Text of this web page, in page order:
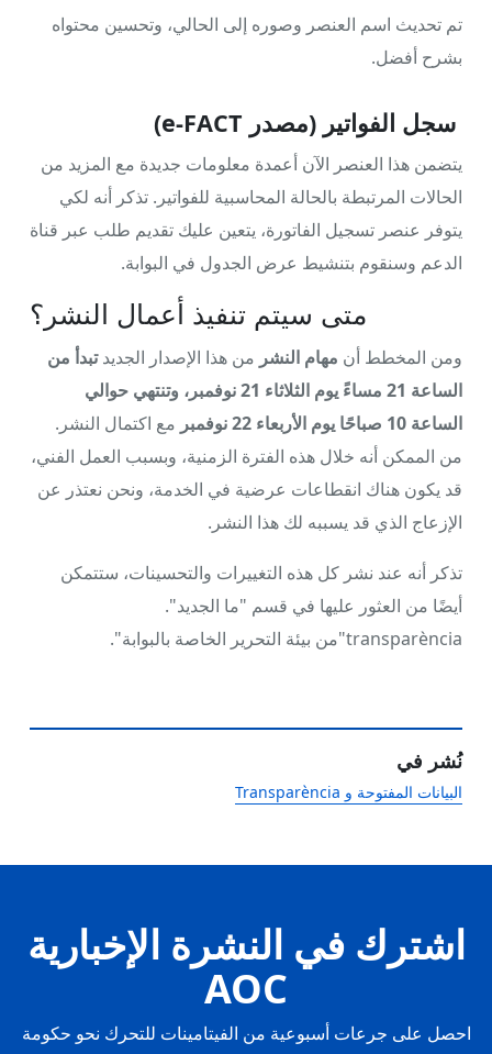
تم تحديث اسم العنصر وصوره إلى الحالي، وتحسين محتواه
بشرح أفضل.
سجل الفواتير (مصدر e-FACT)
يتضمن هذا العنصر الآن أعمدة معلومات جديدة مع المزيد من
الحالات المرتبطة بالحالة المحاسبية للفواتير. تذكر أنه لكي
يتوفر عنصر تسجيل الفاتورة، يتعين عليك تقديم طلب عبر قناة
الدعم وسنقوم بتنشيط عرض الجدول في البوابة.
متى سيتم تنفيذ أعمال النشر؟
ومن المخطط أن مهام النشر من هذا الإصدار الجديدتبدأ من
الساعة 21 مساءً يوم الثلاثاء 21 نوفمبر، وتنتهي حوالي
الساعة 10 صباحًا يوم الأربعاء 22 نوفمبر
مع اكتمال النشر.
من الممكن أنه خلال هذه الفترة الزمنية، وبسبب العمل الفني،
قد يكون هناك انقطاعات عرضية في الخدمة، ونحن نعتذر عن
الإزعاج الذي قد يسببه لك هذا النشر.
تذكر أنه عند نشر كل هذه التغييرات والتحسينات، ستتمكن
أيضًا من العثور عليها في قسم "ما الجديد".
transparència"من بيئة التحرير الخاصة بالبوابة".
نُشر في
البيانات المفتوحة و Transparència
اشترك في النشرة الإخبارية
AOC
احصل على جرعات أسبوعية من الفيتامينات للتحرك نحو حكومة